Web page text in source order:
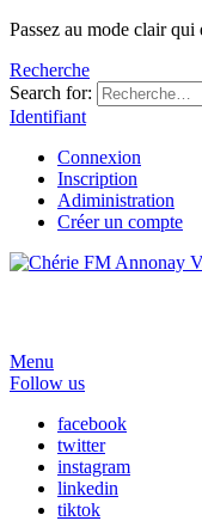
Passez au mode clair
Recherche
Search for:
Identifiant
Connexion
Inscription
Adiministration
Créer un compte
Menu
Follow us
facebook
twitter
instagram
linkedin
tiktok